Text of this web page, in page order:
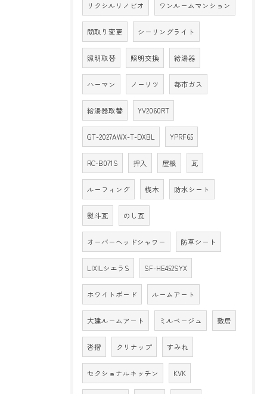
リクシルリノビオ ワンルームマンション
間取り変更 シーリングライト
照明取替 照明交換 給湯器
ハーマン ノーリツ 都市ガス
給湯器取替 YV2060RT
GT-2027AWX-T-DXBL YPRF65
RC-B071S 押入 屋根 瓦
ルーフィング 桟木 防水シート
熨斗瓦 のし瓦
オーバーヘッドシャワー 防草シート
LIXILシエラS SF-HE452SYX
ホワイトボード ルームアート
大建ルームアート ミルベージュ 敷居
沓摺 クリナップ すみれ
セクショナルキッチン KVK